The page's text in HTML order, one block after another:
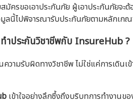
มัครขอเอาประกันภัย ผู้เอาประกันภัยจ
ลนี้ไปพิจารณารับประกันภัยตามหลักเก
ำประกันวิชาชีพกับ InsureHub ?
ความรับผิดทางวิชาชีพ ไม่ใช่แค่การเดินเ
เข้าใจอย่างลึกซึ้งถึงบริบทการทำงาน